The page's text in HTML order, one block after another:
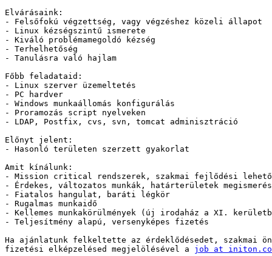
Elvárásaink:
- Felsőfokú végzettség, vagy végzéshez közeli állapot
- Linux kézségszintű ismerete
- Kiváló problémamegoldó kézség
- Terhelhetőség
- Tanulásra való hajlam
Főbb feladataid:
- Linux szerver üzemeltetés
- PC hardver
- Windows munkaállomás konfigurálás
- Proramozás script nyelveken
- LDAP, Postfix, cvs, svn, tomcat adminisztráció
Előnyt jelent:
- Hasonló területen szerzett gyakorlat
Amit kínálunk:
- Mission critical rendszerek, szakmai fejlődési
- Érdekes, változatos munkák, határterületek
- Fiatalos hangulat, baráti légkör
- Rugalmas munkaidő
- Kellemes munkakörülmények (új irodaház a XI.
- Teljesítmény alapú, versenyképes fizetés
Ha ajánlatunk felkeltette az érdeklődésedet, szakmai
fizetési elképzelésed megjelölésével a job at